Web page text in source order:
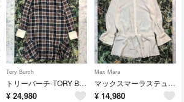
Tory Burch
トリーバーチ-TORY BURCH-チェックシャツワンピース
¥ 24,980
Max Mara
マックスマーラステュディオ-Max Mara Studio -チュニックシャツ
¥ 14,980